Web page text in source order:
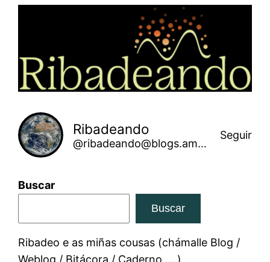
Ribadeando
@ribadeando@blogs.amarinha.gal
Seguir
Buscar
Buscar
Ribadeo e as miñas cousas (chámalle Blog /
Weblog / Bitácora / Caderno … )